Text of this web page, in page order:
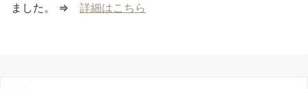
ました。 ⇒ 詳細はこちら